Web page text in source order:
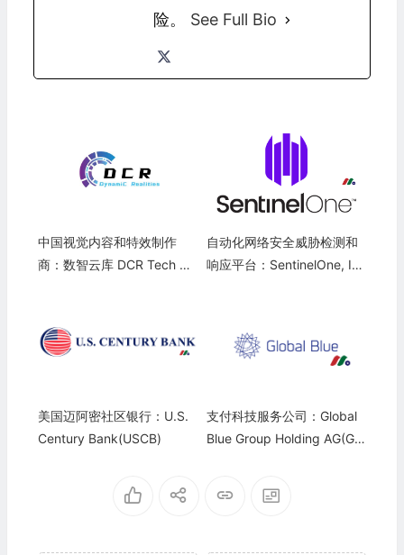
险。 See Full Bio
中国视觉内容和特效制作
商：数智云库 DCR Tech Gr
自动化网络安全威胁检测和
响应平台：SentinelOne, In
美国迈阿密社区银行：U.S.
Century Bank(USCB)
支付科技服务公司：Global
Blue Group Holding AG(G